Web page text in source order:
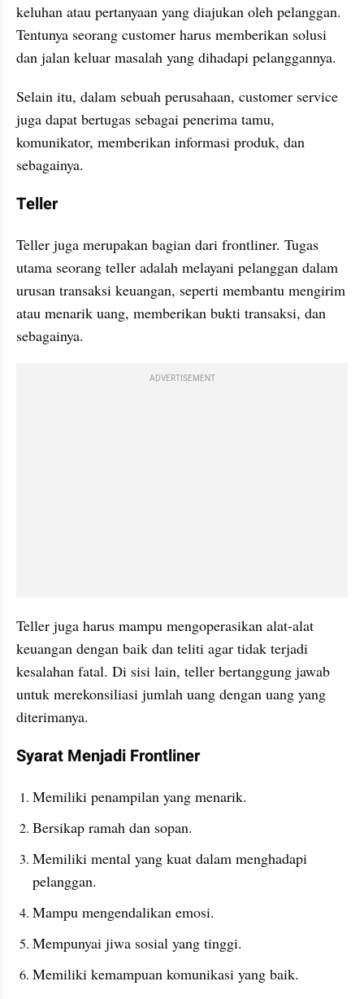
keluhan atau pertanyaan yang diajukan oleh pelanggan.
Tentunya seorang customer harus memberikan solusi
dan jalan keluar masalah yang dihadapi pelanggannya.
Selain itu, dalam sebuah perusahaan, customer service
juga dapat bertugas sebagai penerima tamu,
komunikator, memberikan informasi produk, dan
sebagainya.
Teller
Teller juga merupakan bagian dari frontliner. Tugas
utama seorang teller adalah melayani pelanggan dalam
urusan transaksi keuangan, seperti membantu mengirim
atau menarik uang, memberikan bukti transaksi, dan
sebagainya.
ADVERTISEMENT
Teller juga harus mampu mengoperasikan alat-alat
keuangan dengan baik dan teliti agar tidak terjadi
kesalahan fatal. Di sisi lain, teller bertanggung jawab
untuk merekonsiliasi jumlah uang dengan uang yang
diterimanya.
Syarat Menjadi Frontliner
Memiliki penampilan yang menarik.
Bersikap ramah dan sopan.
Memiliki mental yang kuat dalam menghadapi
pelanggan.
Mampu mengendalikan emosi.
Mempunyai jiwa sosial yang tinggi.
Memiliki kemampuan komunikasi yang baik.